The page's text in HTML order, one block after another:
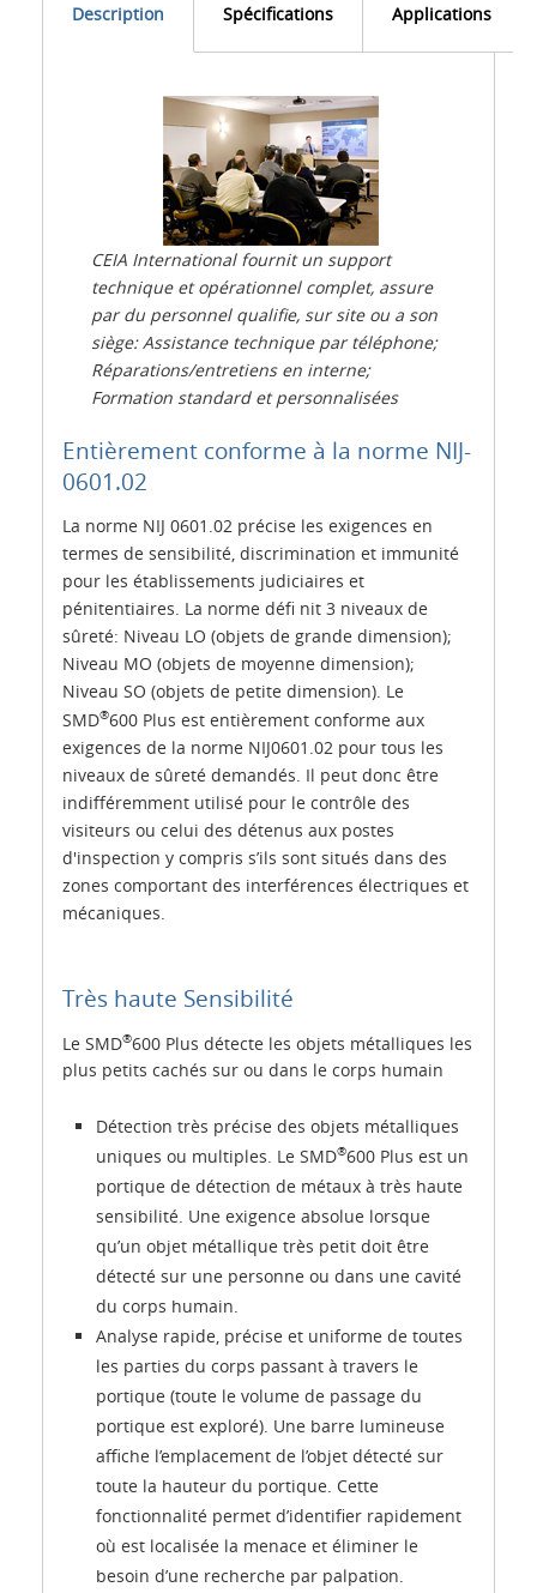
Description Spécifications Applications
CEIA International fournit un support
technique et opérationnel complet, assure
par du personnel qualifie, sur site ou a son
siège: Assistance technique par téléphone;
Réparations/entretiens en interne;
Formation standard et personnalisées
Entièrement conforme à la norme NIJ-
0601.02
La norme NIJ 0601.02 précise les exigences en
termes de sensibilité, discrimination et immunité
pour les établissements judiciaires et
pénitentiaires. La norme défi nit 3 niveaux de
sûreté: Niveau LO (objets de grande dimension);
Niveau MO (objets de moyenne dimension);
Niveau SO (objets de petite dimension). Le
SMD®600 Plus est entièrement conforme aux
exigences de la norme NIJ0601.02 pour tous les
niveaux de sûreté demandés. Il peut donc être
indifféremment utilisé pour le contrôle des
visiteurs ou celui des détenus aux postes
d'inspection y compris s’ils sont situés dans des
zones comportant des interférences électriques et
mécaniques.
Très haute Sensibilité
Le SMD®600 Plus détecte les objets métalliques les
plus petits cachés sur ou dans le corps humain
Détection très précise des objets métalliques
uniques ou multiples. Le SMD®600 Plus est un
portique de détection de métaux à très haute
sensibilité. Une exigence absolue lorsque
qu’un objet métallique très petit doit être
détecté sur une personne ou dans une cavité
du corps humain.
Analyse rapide, précise et uniforme de toutes
les parties du corps passant à travers le
portique (toute le volume de passage du
portique est exploré). Une barre lumineuse
affiche l’emplacement de l’objet détecté sur
toute la hauteur du portique. Cette
fonctionnalité permet d’identifier rapidement
où est localisée la menace et éliminer le
besoin d’une recherche par palpation.